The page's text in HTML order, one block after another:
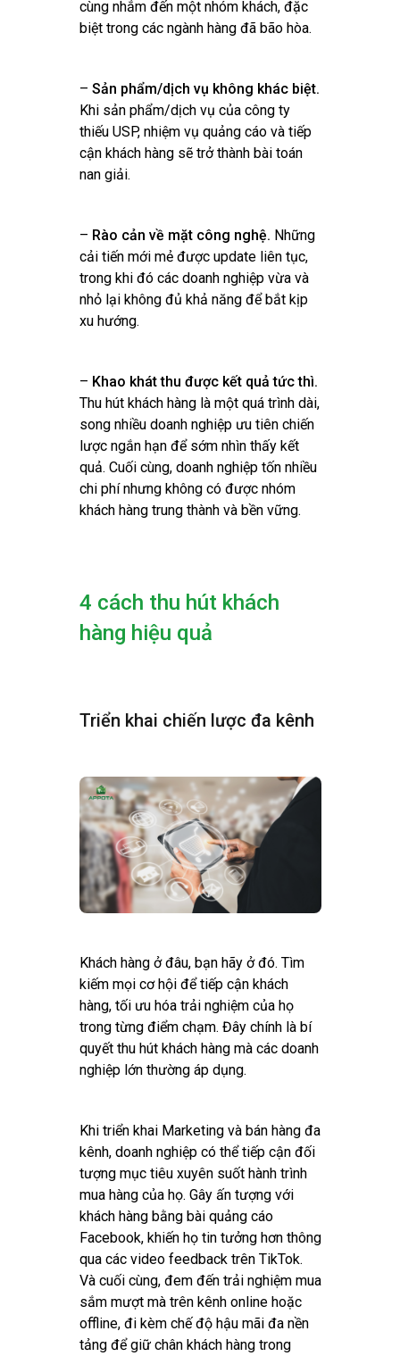
cùng nhắm đến một nhóm khách, đặc
biệt trong các ngành hàng đã bão hòa.
– Sản phẩm/dịch vụ không khác biệt.
Khi sản phẩm/dịch vụ của công ty
thiếu USP, nhiệm vụ quảng cáo và tiếp
cận khách hàng sẽ trở thành bài toán
nan giải.
– Rào cản về mặt công nghệ. Những
cải tiến mới mẻ được update liên tục,
trong khi đó các doanh nghiệp vừa và
nhỏ lại không đủ khả năng để bắt kịp
xu hướng.
– Khao khát thu được kết quả tức thì.
Thu hút khách hàng là một quá trình dài,
song nhiều doanh nghiệp ưu tiên chiến
lược ngắn hạn để sớm nhìn thấy kết
quả. Cuối cùng, doanh nghiệp tốn nhiều
chi phí nhưng không có được nhóm
khách hàng trung thành và bền vững.
4 cách thu hút khách
hàng hiệu quả
Triển khai chiến lược đa kênh
Khách hàng ở đâu, bạn hãy ở đó. Tìm
kiếm mọi cơ hội để tiếp cận khách
hàng, tối ưu hóa trải nghiệm của họ
trong từng điểm chạm. Đây chính là bí
quyết thu hút khách hàng mà các doanh
nghiệp lớn thường áp dụng.
Khi triển khai Marketing và bán hàng đa
kênh, doanh nghiệp có thể tiếp cận đối
tượng mục tiêu xuyên suốt hành trình
mua hàng của họ. Gây ấn tượng với
khách hàng bằng bài quảng cáo
Facebook, khiến họ tin tưởng hơn thông
qua các video feedback trên TikTok.
Và cuối cùng, đem đến trải nghiệm mua
sắm mượt mà trên kênh online hoặc
offline, đi kèm chế độ hậu mãi đa nền
tảng để giữ chân khách hàng trong